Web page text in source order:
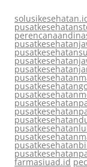
farmasiuad.id